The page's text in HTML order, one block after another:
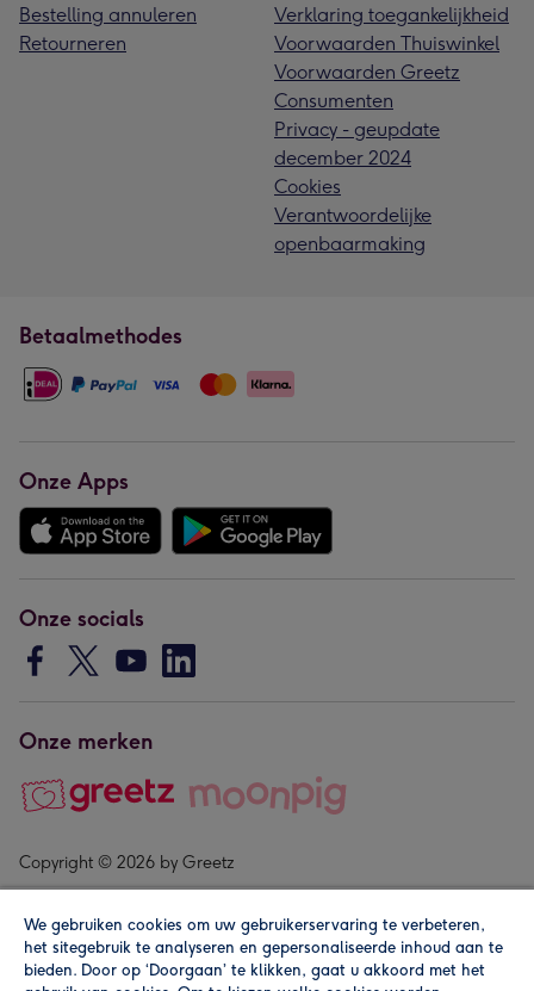
Bestelling annuleren
Retourneren
Verklaring toegankelijkheid
Voorwaarden Thuiswinkel
Voorwaarden Greetz
Consumenten
Privacy - geupdate
december 2024
Cookies
Verantwoordelijke
openbaarmaking
Betaalmethodes
Onze Apps
Onze socials
Onze merken
Copyright © 2026 by Greetz
We gebruiken cookies om uw gebruikerservaring te verbeteren,
het sitegebruik te analyseren en gepersonaliseerde inhoud aan te
bieden. Door op ‘Doorgaan’ te klikken, gaat u akkoord met het